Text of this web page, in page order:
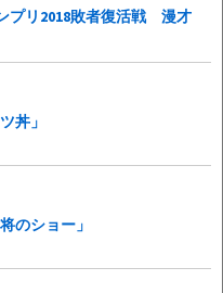
プリ2018敗者復活戦 漫才
丼」
のショー」